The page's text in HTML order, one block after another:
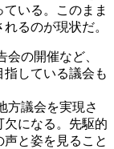
いる。このまま
るのが現状だ。
の開催など、
している議会も
議会を実現さ
になる。先駆的
と姿を見ること